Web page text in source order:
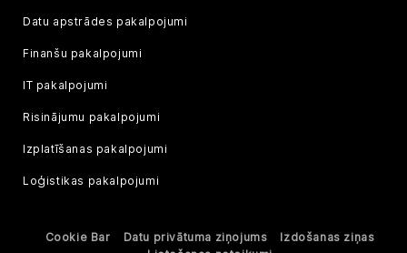
Datu apstrādes pakalpojumi
Finanšu pakalpojumi
IT pakalpojumi
Risinājumu pakalpojumi
Izplatīšanas pakalpojumi
Loģistikas pakalpojumi
Cookie Bar Datu privātuma ziņojums
Izdošanas ziņas